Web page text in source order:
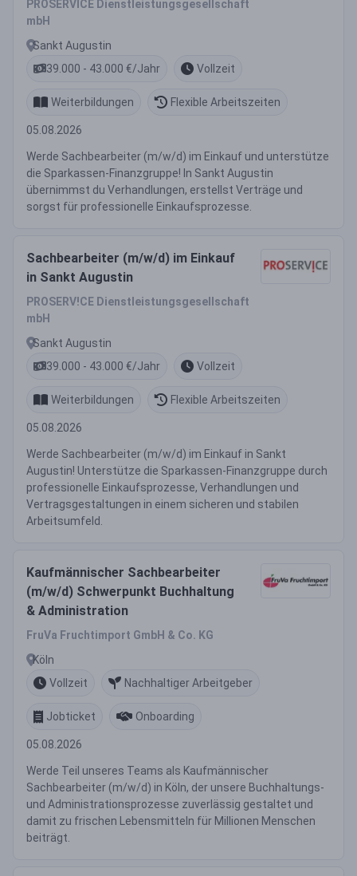
PROSERVICE Dienstleistungsgesellschaft
mbH
Sankt Augustin
39.000 - 43.000 €/Jahr
Vollzeit
Weiterbildungen Flexible Arbeitszeiten
05.08.2026
Werde Sachbearbeiter (m/w/d) im Einkauf und unterstütze
die Sparkassen-Finanzgruppe! In Sankt Augustin
übernimmst du Verhandlungen, erstellst Verträge und
sorgst für professionelle Einkaufsprozesse.
Sachbearbeiter (m/w/d) im Einkauf
in Sankt Augustin
PROSERV!CE Dienstleistungsgesellschaft
mbH
Sankt Augustin
39.000 - 43.000 €/Jahr
Vollzeit
Weiterbildungen Flexible Arbeitszeiten
05.08.2026
Werde Sachbearbeiter (m/w/d) im Einkauf in Sankt
Augustin! Unterstütze die Sparkassen-Finanzgruppe durch
professionelle Einkaufsprozesse, Verhandlungen und
Vertragsgestaltungen in einem sicheren und stabilen
Arbeitsumfeld.
Kaufmännischer Sachbearbeiter
(m/w/d) Schwerpunkt Buchhaltung
& Administration
FruVa Fruchtimport GmbH & Co. KG
Köln
Vollzeit
Nachhaltiger Arbeitgeber
Jobticket Onboarding
05.08.2026
Werde Teil unseres Teams als Kaufmännischer
Sachbearbeiter (m/w/d) in Köln, der unsere Buchhaltungs-
und Administrationsprozesse zuverlässig gestaltet und
damit zu frischen Lebensmitteln für Millionen Menschen
beiträgt.